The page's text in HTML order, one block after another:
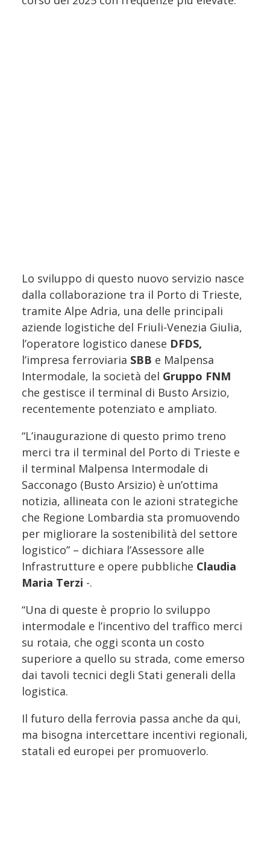
Lo sviluppo di questo nuovo servizio nasce
dalla collaborazione tra il Porto di Trieste,
tramite Alpe Adria, una delle principali
aziende logistiche del Friuli-Venezia Giulia,
l’operatore logistico danese DFDS,
l’impresa ferroviaria SBB e Malpensa
Intermodale, la società del Gruppo FNM
che gestisce il terminal di Busto Arsizio,
recentemente potenziato e ampliato.
“L’inaugurazione di questo primo treno
merci tra il terminal del Porto di Trieste e
il terminal Malpensa Intermodale di
Sacconago (Busto Arsizio) è un’ottima
notizia, allineata con le azioni strategiche
che Regione Lombardia sta promuovendo
per migliorare la sostenibilità del settore
logistico” – dichiara l’Assessore alle
Infrastrutture e opere pubbliche Claudia
Maria Terzi -.
“Una di queste è proprio lo sviluppo
intermodale e l’incentivo del traffico merci
su rotaia, che oggi sconta un costo
superiore a quello su strada, come emerso
dai tavoli tecnici degli Stati generali della
logistica.
Il futuro della ferrovia passa anche da qui,
ma bisogna intercettare incentivi regionali,
statali ed europei per promuoverlo.